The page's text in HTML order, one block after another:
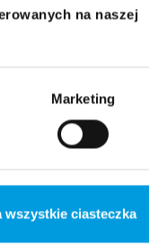
na naszej
Marketing
wszystkie ciasteczka